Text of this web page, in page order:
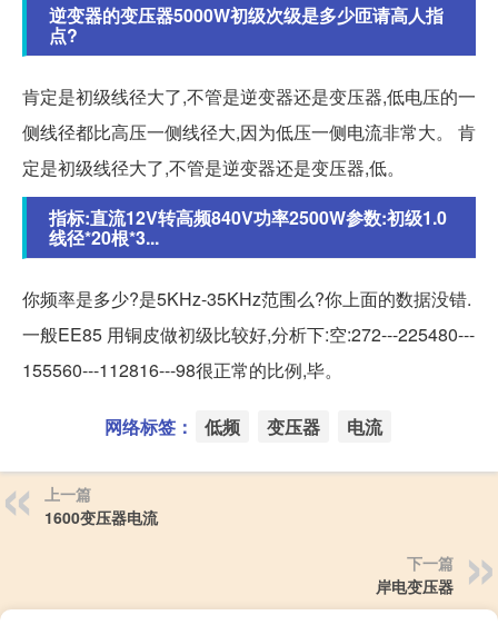
逆变器的变压器5000W初级次级是多少匝请高人指
点?
肯定是初级线径大了,不管是逆变器还是变压器,低电压的一
侧线径都比高压一侧线径大,因为低压一侧电流非常大。 肯
定是初级线径大了,不管是逆变器还是变压器,低。
指标:直流12V转高频840V功率2500W参数:初级1.0
线径*20根*3...
你频率是多少?是5KHz-35KHz范围么?你上面的数据没错.
一般EE85 用铜皮做初级比较好,分析下:空:272---225480---
155560---112816---98很正常的比例,毕。
网络标签： 低频 变压器 电流
上一篇
1600变压器电流
下一篇
岸电变压器